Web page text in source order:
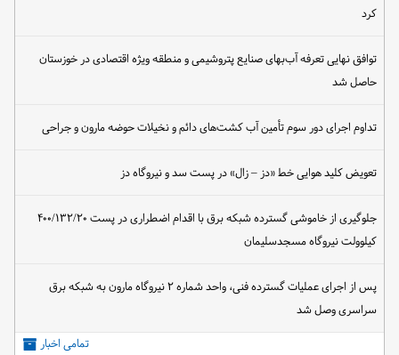
کرد
توافق نهایی تعرفه آب‌بهای صنایع پتروشیمی و منطقه ویژه اقتصادی در خوزستان
حاصل شد
تداوم اجرای دور سوم تأمین آب کشت‌های دائم و نخیلات حوضه مارون و جراحی
تعویض کلید هوایی خط «دز – زال» در پست سد و نیروگاه دز
جلوگیری از خاموشی گسترده شبکه برق با اقدام اضطراری در پست ۴۰۰/۱۳۲/۲۰
کیلوولت نیروگاه مسجدسلیمان
پس از اجرای عملیات گسترده فنی، واحد شماره ۲ نیروگاه مارون به شبکه برق
سراسری وصل شد
تمامی اخبار